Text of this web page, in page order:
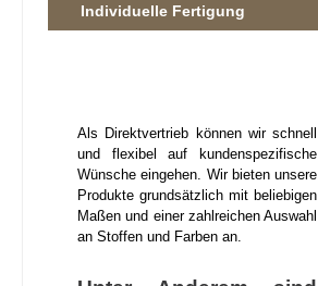
Individuelle Fertigung
Als Direktvertrieb können wir schnell
und flexibel auf kundenspezifische
Wünsche eingehen. Wir bieten unsere
Produkte grundsätzlich mit beliebigen
Maßen und einer zahlreichen Auswahl
an Stoffen und Farben an.